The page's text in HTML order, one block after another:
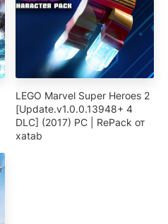
LEGO Marvel Super Heroes 2
[Update.v1.0.0.13948+ 4
DLC] (2017) PC | RePack от
xatab